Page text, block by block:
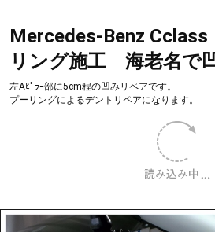
左リアドアのドアパンチによる凹みリペアです。
5cm以上10cm未満の凹みですと3万円(税別)にな
10cm以上の凹みは、別途お見積りになります。